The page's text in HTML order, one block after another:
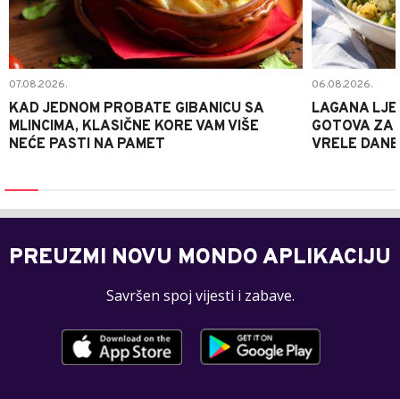
07.08.2026.
KAD JEDNOM PROBATE GIBANICU SA
MLINCIMA, KLASIČNE KORE VAM VIŠE
NEĆE PASTI NA PAMET
06.08.2026.
LAGANA
GOTOVA ZA
VRELE DANE
PREUZMI NOVU MONDO APLIKACIJU
Savršen spoj vijesti i zabave.